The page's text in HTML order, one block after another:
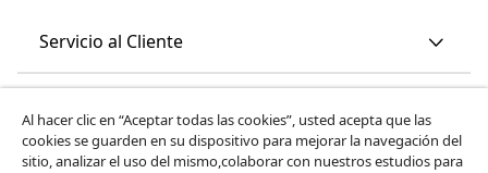
Servicio al Cliente
vidaXL
Al hacer clic en “Aceptar todas las cookies”, usted acepta que las
cookies se guarden en su dispositivo para mejorar la navegación del
sitio, analizar el uso del mismo,colaborar con nuestros estudios para